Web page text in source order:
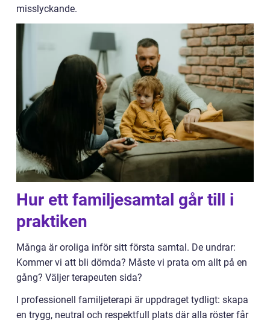
misslyckande.
Hur ett familjesamtal går till i
praktiken
Många är oroliga inför sitt första samtal. De undrar:
Kommer vi att bli dömda? Måste vi prata om allt på en
gång? Väljer terapeuten sida?
I professionell familjeterapi är uppdraget tydligt: skapa
en trygg, neutral och respektfull plats där alla röster får